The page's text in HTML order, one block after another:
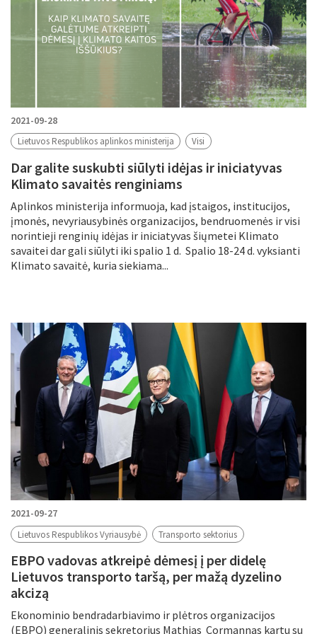
2021-09-28
Lietuvos Respublikos aplinkos ministerija Visi
Dar galite suskubti siūlyti idėjas ir iniciatyvas
Klimato savaitės renginiams
Aplinkos ministerija informuoja, kad įstaigos, institucijos,
įmonės, nevyriausybinės organizacijos, bendruomenės ir visi
norintieji renginių idėjas ir iniciatyvas šiųmetei Klimato
savaitei dar gali siūlyti iki spalio 1 d. Spalio 18-24 d. vyksianti
Klimato savaitė, kuria siekiama...
2021-09-27
Lietuvos Respublikos Vyriausybė Transporto sektorius
EBPO vadovas atkreipė dėmesį į per didelę
Lietuvos transporto taršą, per mažą dyzelino
akcizą
Ekonominio bendradarbiavimo ir plėtros organizacijos
(EBPO) generalinis sekretorius Mathias Cormannas kartu su